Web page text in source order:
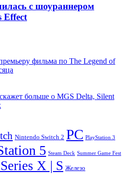
с шоураннером
Effect
фильма по The Legend of
больше о MGS Delta, Silent
Nintendo Switch 2 PC PlayStation 3
5 Steam Deck Summer Game Fest
X | S Железо